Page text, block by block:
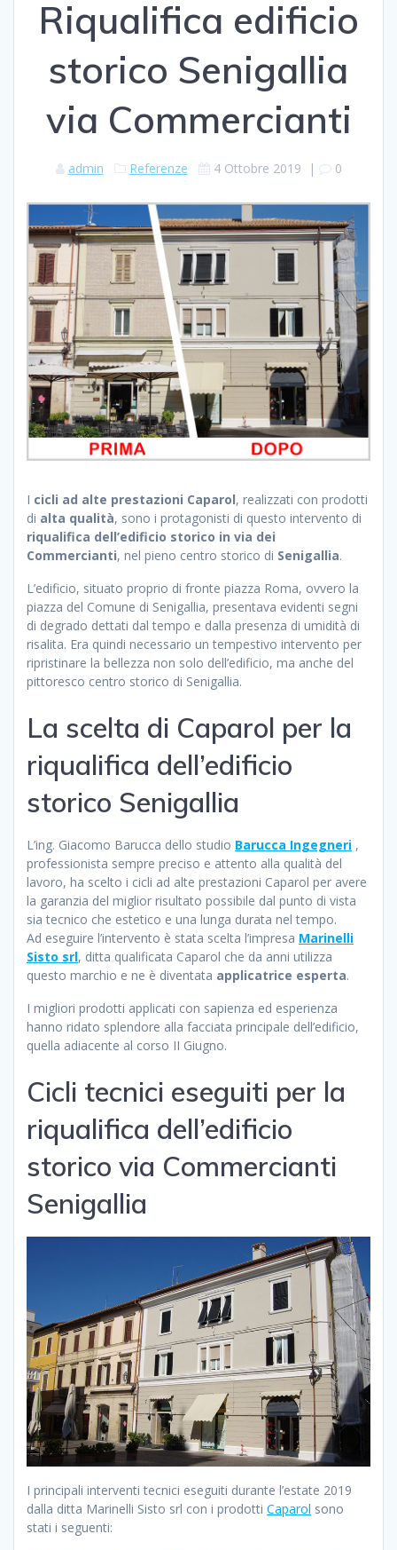
Riqualifica edificio
storico Senigallia
via Commercianti
admin Referenze 4 Ottobre 2019 | 0
I cicli ad alte prestazioni Caparol, realizzati con prodotti
di alta qualità, sono i protagonisti di questo intervento di
riqualifica dell’edificio storico in via dei
Commercianti, nel pieno centro storico di Senigallia.
L’edificio, situato proprio di fronte piazza Roma, ovvero la
piazza del Comune di Senigallia, presentava evidenti segni
di degrado dettati dal tempo e dalla presenza di umidità di
risalita. Era quindi necessario un tempestivo intervento per
ripristinare la bellezza non solo dell’edificio, ma anche del
pittoresco centro storico di Senigallia.
La scelta di Caparol per la
riqualifica dell’edificio
storico Senigallia
L’ing. Giacomo Barucca dello studio Barucca Ingegneri ,
professionista sempre preciso e attento alla qualità del
lavoro, ha scelto i cicli ad alte prestazioni Caparol per avere
la garanzia del miglior risultato possibile dal punto di vista
sia tecnico che estetico e una lunga durata nel tempo.
Ad eseguire l’intervento è stata scelta l’impresa Marinelli
Sisto srl, ditta qualificata Caparol che da anni utilizza
questo marchio e ne è diventata applicatrice esperta.
I migliori prodotti applicati con sapienza ed esperienza
hanno ridato splendore alla facciata principale dell’edificio,
quella adiacente al corso II Giugno.
Cicli tecnici eseguiti per la
riqualifica dell’edificio
storico via Commercianti
Senigallia
I principali interventi tecnici eseguiti durante l’estate 2019
dalla ditta Marinelli Sisto srl con i prodotti Caparol sono
stati i seguenti: